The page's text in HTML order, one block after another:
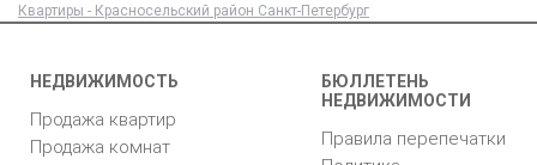
Квартиры - Красносельский район Санкт-Петербург
НЕДВИЖИМОСТЬ
Продажа квартир
Продажа комнат
БЮЛЛЕТЕНЬ
НЕДВИЖИМОСТИ
Правила перепечатки